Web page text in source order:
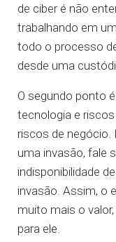
de ciber é não
trabalhando em
todo o processo
desde uma
O segundo ponto
tecnologia e
riscos de negócio.
uma invasão, fale
indisponibilidade
invasão. Assim, o
muito mais o
para ele.